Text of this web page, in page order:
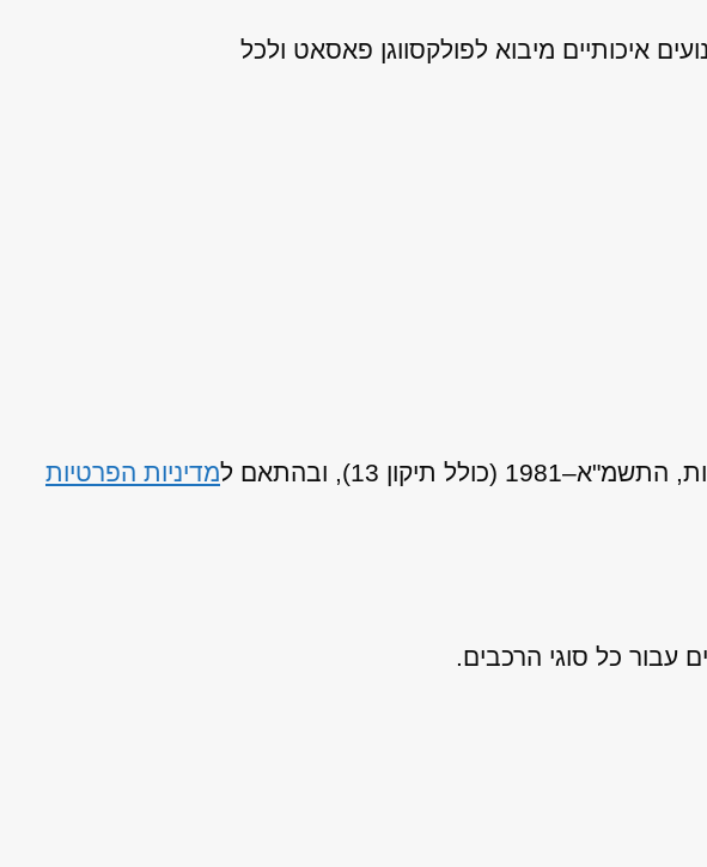
איכותיים מיבוא לפולקסווגן פאסאט ולכל
13), ובהתאם ל
מדיניות הפרטיות
עבור כל סוגי הרכבים.